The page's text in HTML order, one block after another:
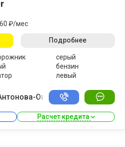
₽/мес
серый
бензин
левый
Подробнее
Овсеенко
Расчет кредита